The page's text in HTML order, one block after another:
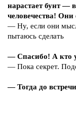
нарастает бунт —
человечества!
— Ну, если они
пытаюсь сделать
— Спасибо! А кто
— Пока секрет.
— Тогда до